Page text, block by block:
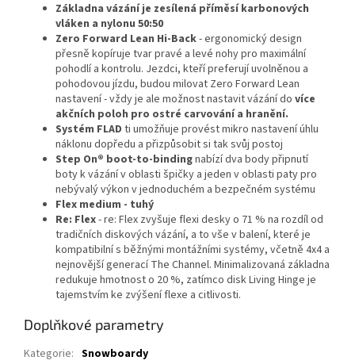
Základna vázání je zesílená příměsí karbonových
vláken a nylonu 50:50
Zero Forward Lean Hi-Back- ergonomický design
přesně kopíruje tvar pravé a levé nohy pro maximální
pohodlí a kontrolu. Jezdci, kteří preferují uvolněnou a
pohodovou jízdu, budou milovat Zero Forward Lean
nastavení - vždy je ale možnost nastavit vázání do více
akčních poloh pro ostré carvování a hranění.
Systém FLAD ti umožňuje provést mikro nastavení úhlu
náklonu dopředu a přizpůsobit si tak svůj postoj
Step On® boot-to-bindingnabízí dva body připnutí
boty k vázání v oblasti špičky a jeden v oblasti paty pro
nebývalý výkon v jednoduchém a bezpečném systému
Flex medium - tuhý
Re: Flex- re: Flex zvyšuje flexi desky o 71 % na rozdíl od
tradičních diskových vázání, a to vše v balení, které je
kompatibilní s běžnými montážními systémy, včetně 4x4 a
nejnovější generací The Channel. Minimalizovaná základna
redukuje hmotnost o 20 %, zatímco disk Living Hinge je
tajemstvím ke zvýšení flexe a citlivosti.
Doplňkové parametry
Kategorie: Snowboardy